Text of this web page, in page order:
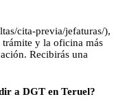
cita-previa/jefaturas/),
y la oficina más
Recibirás una
a DGT en Teruel?